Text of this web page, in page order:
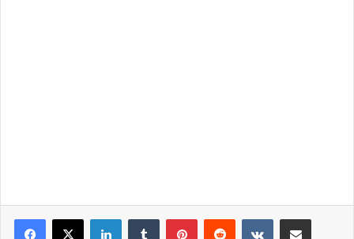
LinkedInTumblr PinterestReddit VKontakteTeile per E-Mail